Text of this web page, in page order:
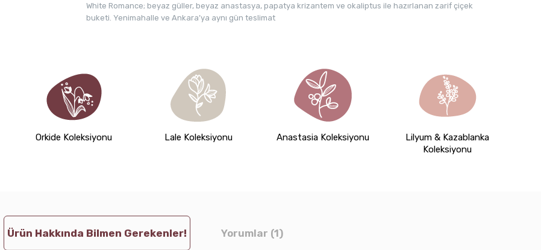
White Romance; beyaz güller, beyaz anastasya, papatya krizantem ve okaliptus ile hazırlanan zarif çiçek
buketi. Yenimahalle ve Ankara’ya aynı gün teslimat
Orkide Koleksiyonu Lale Koleksiyonu Anastasia Koleksiyonu
Lilyum & Kazablanka
Koleksiyonu
Ürün Hakkında Bilmen Gerekenler! Yorumlar (1)